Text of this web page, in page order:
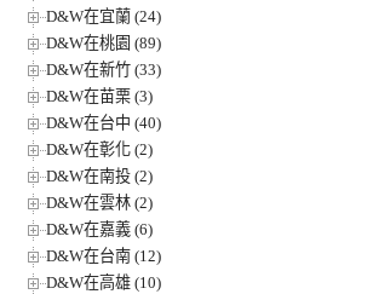
D&W在宜蘭 (24)
D&W在桃園 (89)
D&W在新竹 (33)
D&W在苗栗 (3)
D&W在台中 (40)
D&W在彰化 (2)
D&W在南投 (2)
D&W在雲林 (2)
D&W在嘉義 (6)
D&W在台南 (12)
D&W在高雄 (10)